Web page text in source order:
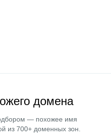
домена
— похожее имя
из 700+ доменных зон.